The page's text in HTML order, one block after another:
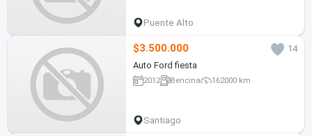
Puente Alto
$3.500.000
14
Auto Ford fiesta
2012 Bencina 162000 km
Santiago